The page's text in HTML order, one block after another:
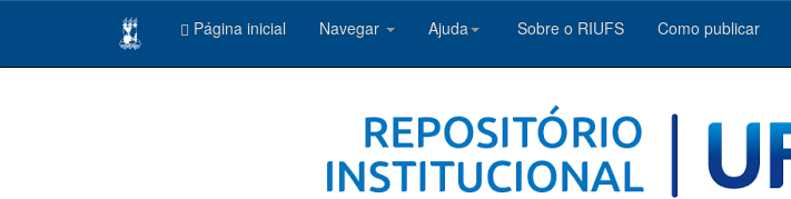
Página inicial Navegar Ajuda Sobre o RIUFS Como publicar